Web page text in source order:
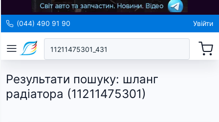
(044) 490 91 90 Увійти
Результати пошуку: шланг
радіатора (11211475301)